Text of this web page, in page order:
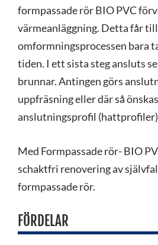
formpassade rör BIO PVC
värmeanläggning. Detta får
omformningsprocessen bara
tiden. I ett sista steg ansluts
brunnar. Antingen görs
uppfräsning eller där så
anslutningsprofil
Med Formpassade rör- BIO
schaktfri renovering av
formpassade rör.
FÖRDELAR